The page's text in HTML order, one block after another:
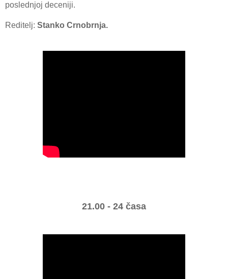
poslednjoj deceniji.
Reditelj: Stanko Crnobrnja.
21.00 - 24 časa